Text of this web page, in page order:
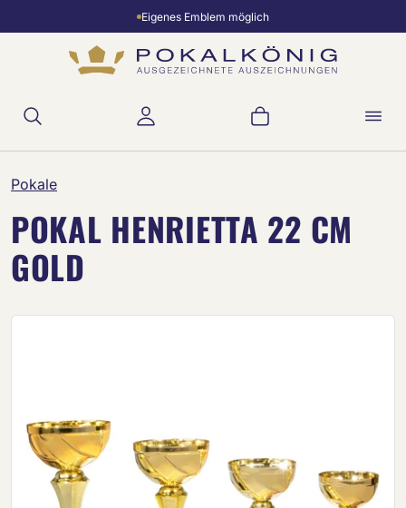
Zum Hauptinhalt springenEigenes Emblem möglich
Warenkorb
Pokale
POKAL HENRIETTA 22 CM
GOLD